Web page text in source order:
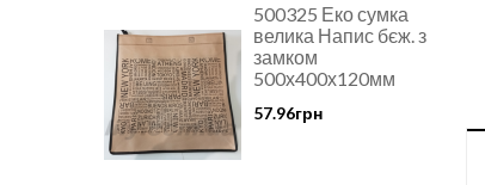
500325 Еко сумка
велика Напис бєж. з
замком
500х400х120мм
57.96грн